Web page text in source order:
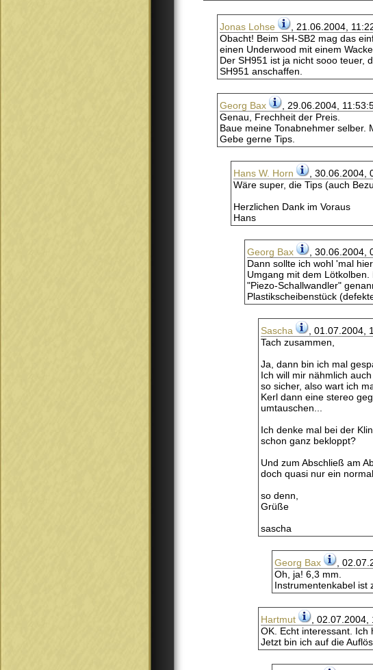
Jonas Lohse
, 21.06.2004,
Obacht! Beim SH-SB2 mag das
einen Underwood mit einem
Der SH951 ist ja nicht sooo teuer,
SH951 anschaffen.
Georg Bax
, 29.06.2004,
Genau, Frechheit der Preis.
Baue meine Tonabnehmer selber.
Gebe gerne Tips.
Hans W. Horn
, 30.06.2004,
Wäre super, die Tips (auch
Herzlichen Dank im Voraus
Hans
Georg Bax
, 30.06.2004,
Dann sollte ich wohl 'mal
Umgang mit dem
"Piezo-Schallwandler"
Plastikscheibenstück
Sascha
, 01.07.2004,
Tach zusammen,
Ja, dann bin ich mal
Ich will mir nähmlich
so sicher, also wart ich
Kerl dann eine stereo
umtauschen...
Ich denke mal bei der
schon ganz bekloppt?
Und zum Abschließ am
doch quasi nur ein
so denn,
Grüße
sascha
Georg Bax
,
Oh, ja! 6,3 mm.
Instrumentenkabel ist
Hartmut
,
OK. Echt interessant. Ich
Jetzt bin ich auf die